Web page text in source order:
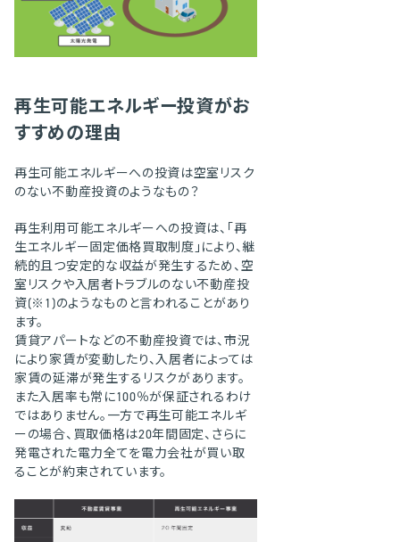
再生可能エネルギー投資がお
すすめの理由
再生可能エネルギーへの投資は空室リスク
のない不動産投資のようなもの？
再生利用可能エネルギーへの投資は、「再
生エネルギー固定価格買取制度」により、継
続的且つ安定的な収益が発生するため、空
室リスクや入居者トラブルのない不動産投
資(※1)のようなものと言われることがあり
ます。
賃貸アパートなどの不動産投資では、市況
により家賃が変動したり、入居者によっては
家賃の延滞が発生するリスクがあります。
また入居率も常に100％が保証されるわけ
ではありません。一方で再生可能エネルギ
ーの場合、買取価格は20年間固定、さらに
発電された電力全てを電力会社が買い取
ることが約束されています。